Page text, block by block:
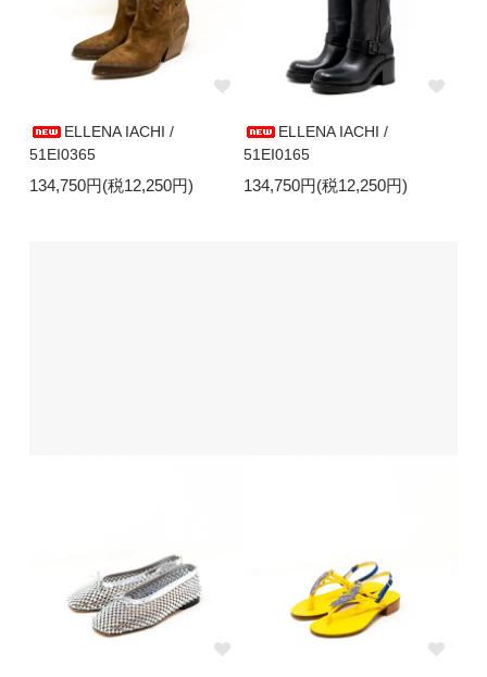
ELLENA IACHI /
51EI0365
134,750円(税12,250円)
ELLENA IACHI /
51EI0165
134,750円(税12,250円)